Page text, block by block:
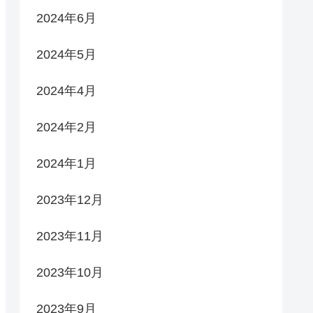
2024年6月
2024年5月
2024年4月
2024年2月
2024年1月
2023年12月
2023年11月
2023年10月
2023年9月